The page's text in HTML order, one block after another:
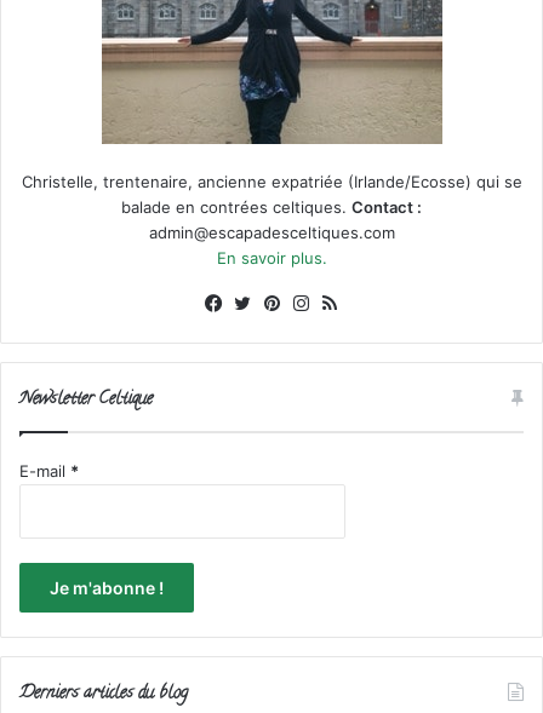
Christelle, trentenaire, ancienne expatriée (Irlande/Ecosse) qui se
balade en contrées celtiques. Contact :
admin@escapadesceltiques.com
En savoir plus.
Facebook
X PinterestInstagram
Newsletter Celtique
E-mail *
Derniers articles du blog